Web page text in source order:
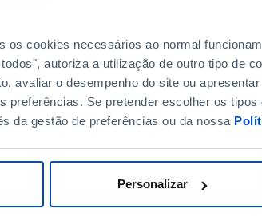
os cookies necessários ao normal
autoriza a utilização de outro tipo de
avaliar o desempenho do site ou
preferências. Se pretender escolher os
da gestão de preferências ou da nossa
Personalizar